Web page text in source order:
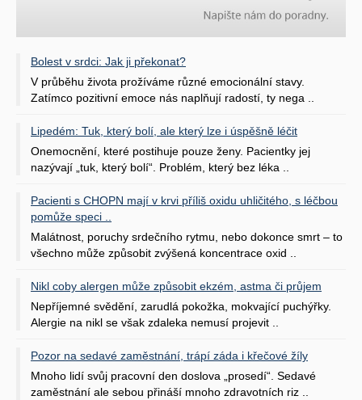
Bolest v srdci: Jak ji překonat?
V průběhu života prožíváme různé emocionální stavy.
Zatímco pozitivní emoce nás naplňují radostí, ty nega ..
Lipedém: Tuk, který bolí, ale který lze i úspěšně léčit
Onemocnění, které postihuje pouze ženy. Pacientky jej
nazývají „tuk, který bolí“. Problém, který bez léka ..
Pacienti s CHOPN mají v krvi příliš oxidu uhličitého, s léčbou
pomůže speci ..
Malátnost, poruchy srdečního rytmu, nebo dokonce smrt – to
všechno může způsobit zvýšená koncentrace oxid ..
Nikl coby alergen může způsobit ekzém, astma či průjem
Nepříjemné svědění, zarudlá pokožka, mokvající puchýřky.
Alergie na nikl se však zdaleka nemusí projevit ..
Pozor na sedavé zaměstnání, trápí záda i křečové žíly
Mnoho lidí svůj pracovní den doslova „prosedí“. Sedavé
zaměstnání ale sebou přináší mnoho zdravotních riz ..